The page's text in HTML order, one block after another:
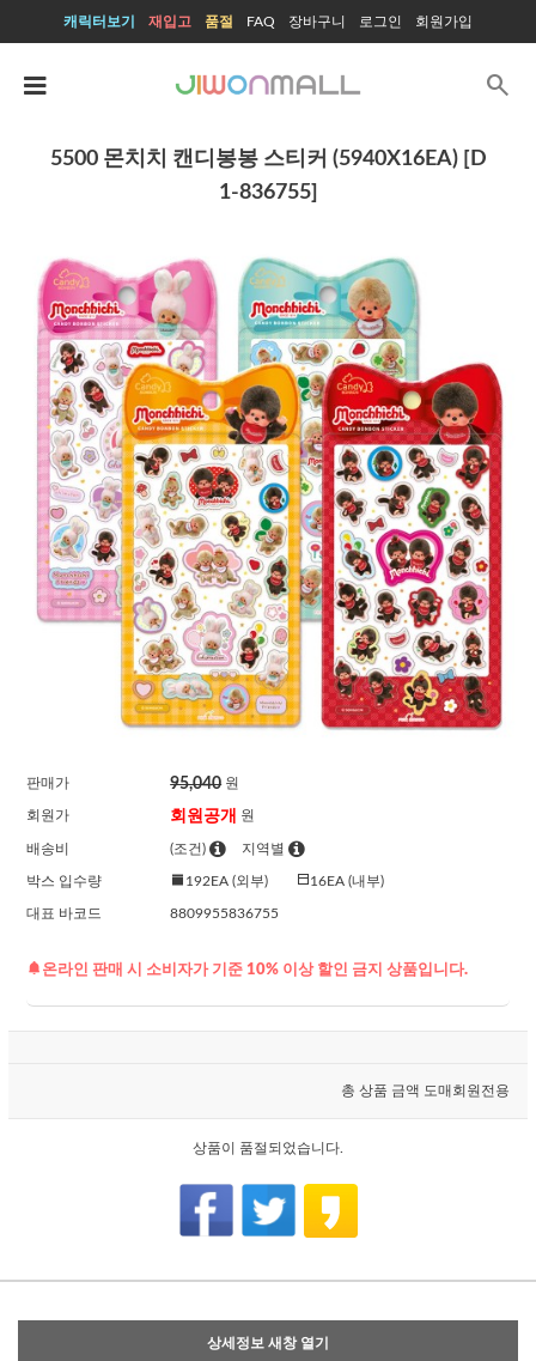
캐릭터보기 재입고 품절 FAQ 장바구니 로그인 회원가입
search
5500 몬치치 캔디봉봉 스티커 (5940X16EA) [D
1-836755]
판매가 95,040원
회원가 회원공개 원
배송비 (조건) 지역별
박스 입수량 192EA (외부) 16EA (내부)
대표 바코드 8809955836755
온라인 판매 시 소비자가 기준 10% 이상 할인 금지 상품입니다.
총 상품 금액 도매회원전용
상품이 품절되었습니다.
상세정보 새창 열기